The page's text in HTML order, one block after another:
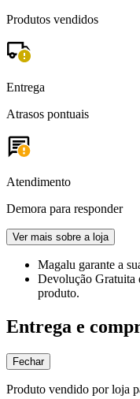
Produtos vendidos
Entrega
Atrasos pontuais
Atendimento
Demora para responder
Ver mais sobre a loja
Magalu garante a
Devolução Gratuita
produto.
Entrega e
Fechar
Produto vendido por loja